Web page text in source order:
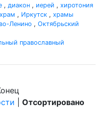
, диакон , иерей , хиротония
храм , Иркутск , храмы
Ленино , Октябрьский
православный
Отсортировано